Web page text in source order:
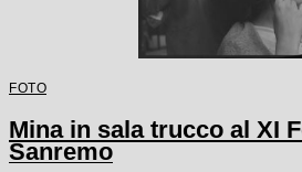
FOTO
Mina in sala trucco al XI
Sanremo